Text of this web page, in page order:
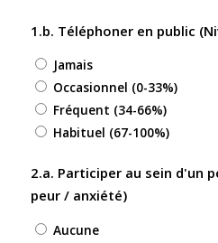
1.b. Téléphoner en public
Jamais
Occasionnel (0-33%)
Fréquent (34-66%)
Habituel (67-100%)
2.a. Participer au sein d'un
peur / anxiété)
Aucune